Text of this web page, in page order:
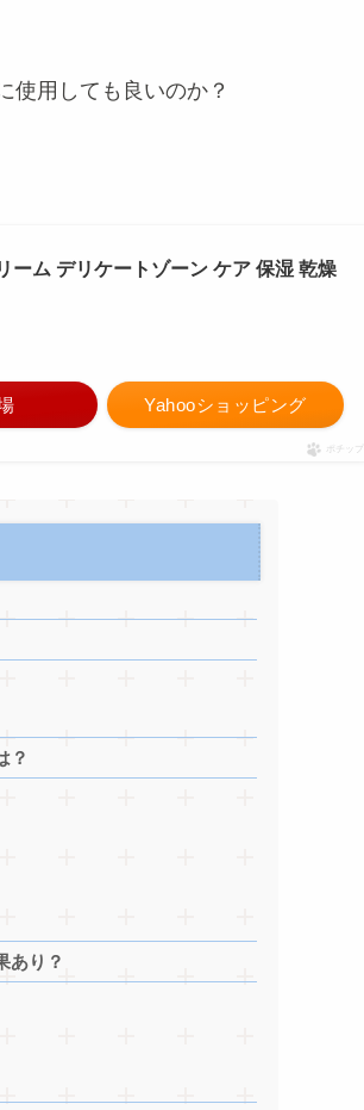
使用しても良いのか？
ム デリケートゾーン ケア 保湿 乾燥
Yahooショッピング
ポチップ
？
あり？